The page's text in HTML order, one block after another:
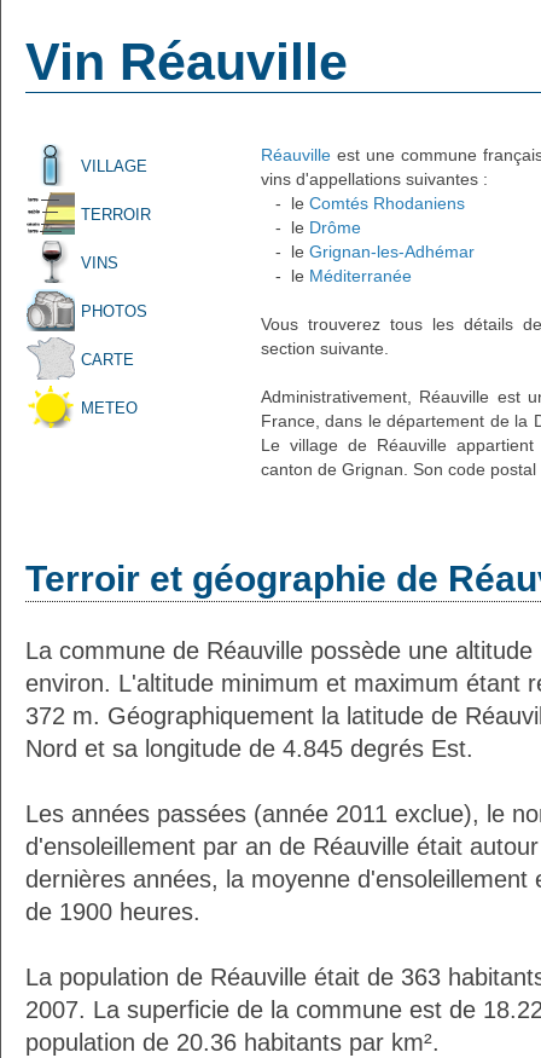
Vin Réauville
VILLAGE
TERROIR
VINS
PHOTOS
CARTE
METEO
Réauville est une commune
vins d'appellations suivantes :
- le Comtés Rhodaniens
- le Drôme
- le Grignan-les-Adhémar
- le Méditerranée
Vous trouverez tous les détails
section suivante.
Administrativement, Réauville est
France, dans le département de la
Le village de Réauville
canton de Grignan. Son code
Terroir et géographie de
La commune de Réauville possède une
environ. L'altitude minimum et maximum étant
372 m. Géographiquement la latitude de
Nord et sa longitude de 4.845 degrés Est.
Les années passées (année 2011 exclue), le
d'ensoleillement par an de Réauville était
dernières années, la moyenne d'ensoleillement
de 1900 heures.
La population de Réauville était de 363
2007. La superficie de la commune est de
population de 20.36 habitants par km².